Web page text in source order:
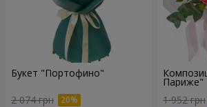
Букет "Портофино"
2 074 грн
Париже"
1 952 грн